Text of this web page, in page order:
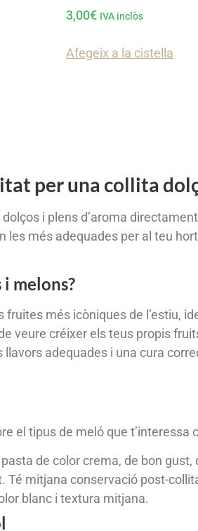
3,00€ IVA inclòs
Afegeix a la cistella
per una collita
i plens d’aroma
les més adequades per al teu
melons?
fruites més icòniques de l’estiu,
veure créixer els teus propis
adequades i una cura
el tipus de meló que
de color crema, de bon
Té mitjana conservació post-
blanc i textura mitjana.